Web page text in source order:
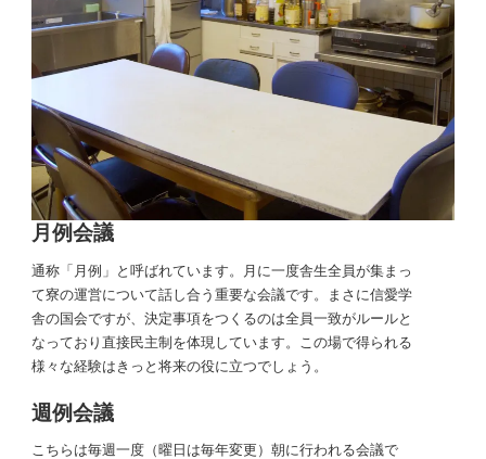
月例会議
通称「月例」と呼ばれています。月に一度舎生全員が集まっ
て寮の運営について話し合う重要な会議です。まさに信愛学
舎の国会ですが、決定事項をつくるのは全員一致がルールと
なっており直接民主制を体現しています。この場で得られる
様々な経験はきっと将来の役に立つでしょう。
週例会議
こちらは毎週一度（曜日は毎年変更）朝に行われる会議で